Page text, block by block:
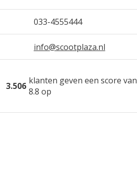
033-4555444
info@scootplaza.nl
3.506 klanten geven een score van
8.8 op